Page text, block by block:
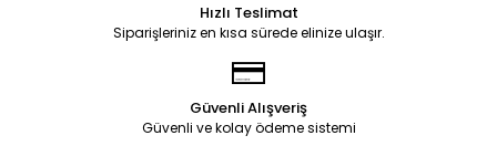
Hızlı Teslimat
Siparişleriniz en kısa sürede elinize ulaşır.
Güvenli Alışveriş
Güvenli ve kolay ödeme sistemi